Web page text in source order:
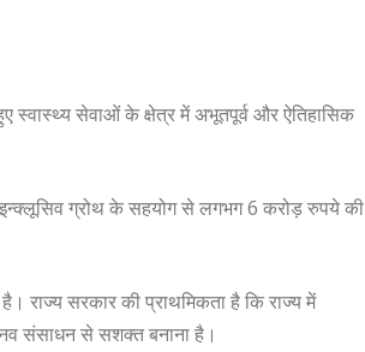
स्वास्थ्य सेवाओं के क्षेत्र में अभूतपूर्व और ऐतिहासिक
इन्क्लूसिव ग्रोथ के सहयोग से लगभग 6 करोड़ रुपये की
राज्य सरकार की प्राथमिकता है कि राज्य में
संसाधन से सशक्त बनाना है।